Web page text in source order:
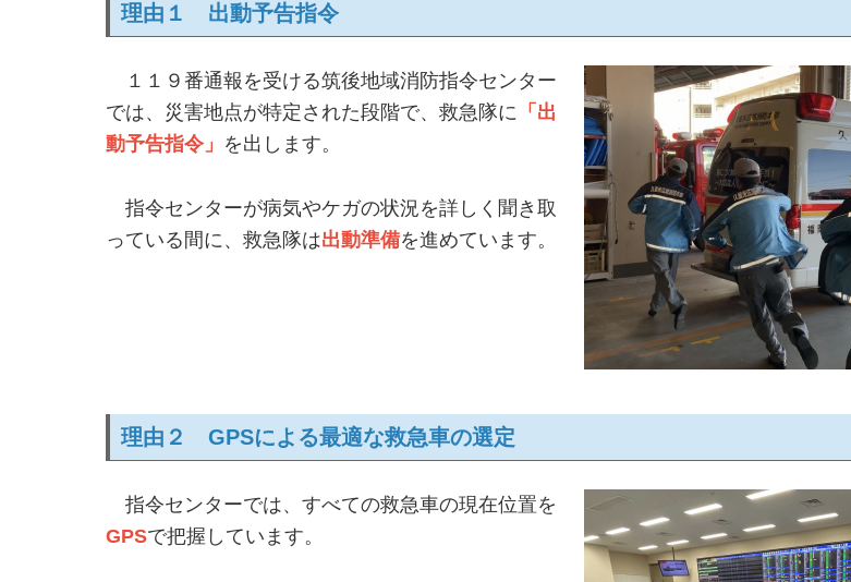
理由１ 出動予告指令
１１９番通報を受ける筑後地域消防指令センター
では、災害地点が特定された段階で、救急隊に 「出
動予告指令​」 を出します。
指令センターが病気やケガの状況を詳しく聞き取
っている間に、救急隊は出動準備を進めています。
理由２ GPSによる最適な救急車の選定
指令センターでは、すべての救急車の現在位置を
GPSで把握しています。